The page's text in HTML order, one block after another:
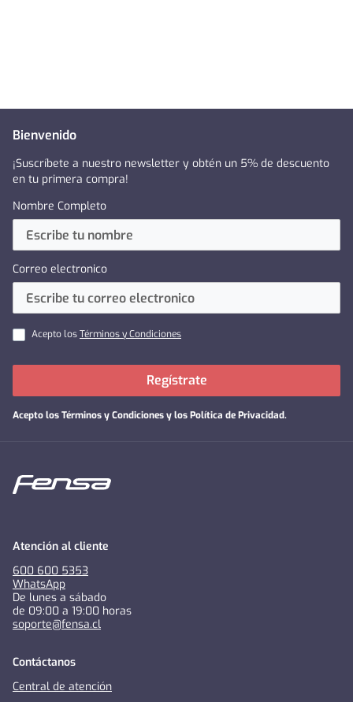
Bienvenido
¡Suscríbete a nuestro newsletter y obtén un 5% de descuento
en tu primera compra!
Nombre Completo
Correo electronico
Acepto losTérminos y Condiciones
Acepto losTérminos y Condiciones y los Política de Privacidad.
Regístrate
Atención al cliente
600 600 5353
WhatsApp
De lunes a sábado
de 09:00 a 19:00 horas
soporte@fensa.cl
Contáctanos
Central de atención